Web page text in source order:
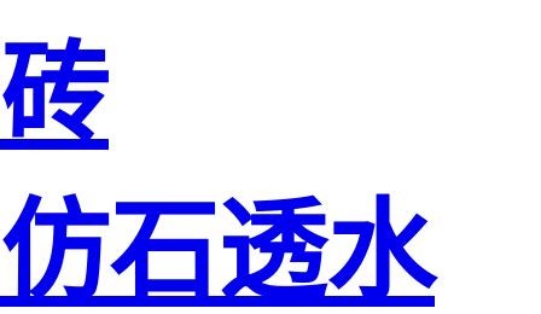
砖
仿石透水